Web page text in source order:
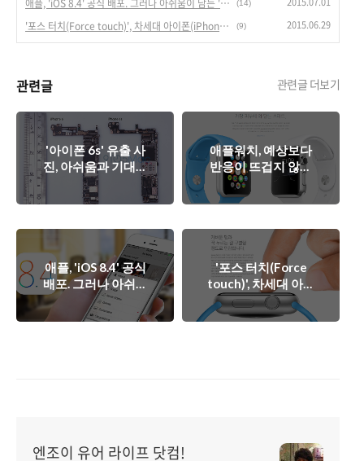
애플, 'iOS 8.4' 공식 배포. 그러나 아쉬움이 남는 'iOS 8.4'. (14)
'포스 터치(Force touch)', 차세대 아이폰(iPhone 6s)의 핵심 기술. (9) 2015.06.29
관련글 관련글 더보기
'아이폰 6s' 유출 사
진, 아쉬움과 기대를
남겼다.
애플워치, 예상보다
반응이 뜨겁지 않은
이유.
애플, 'iOS 8.4' 공식
배포. 그러나 아쉬움
이 남는 'iOS 8.4'.
'포스 터치(Force
touch)', 차세대 아이
폰(iPhone 6s)의 핵
심 기술.
엔조이 유어 라이프 닷컴!